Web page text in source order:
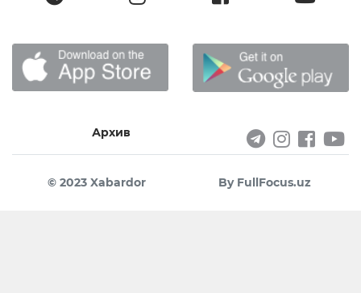
Архив
© 2023 Xabardor By FullFocus.uz